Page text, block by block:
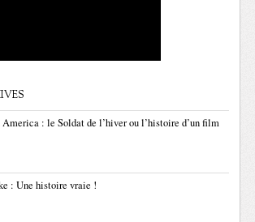
America : le Soldat de l’hiver ou l’histoire d’un film
: Une histoire vraie !